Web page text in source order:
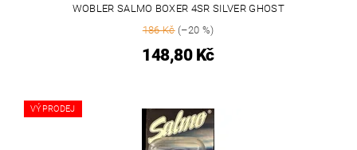
WOBLER SALMO BOXER 4SR SILVER GHOST
186 Kč(–20 %)
148,80 Kč
VÝPRODEJ